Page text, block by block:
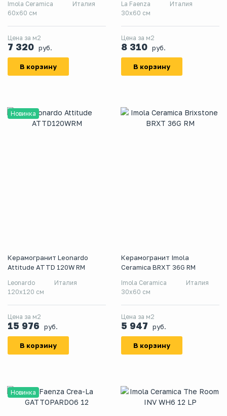
Imola Ceramica
Италия
60x60 см
Цена за м2
7 320 руб.
В корзину
La Faenza
Италия
30x60 см
Цена за м2
8 310 руб.
В корзину
Новинка
Керамогранит Leonardo
Attitude ATTD 120W RM
Leonardo
Италия
120x120 см
Цена за м2
15 976 руб.
В корзину
Керамогранит Imola
Ceramica BRXT 36G RM
Imola Ceramica
Италия
30x60 см
Цена за м2
5 947 руб.
В корзину
Новинка